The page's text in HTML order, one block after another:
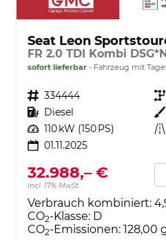
Seat Leon
sofort lieferbar Fahrzeug mit
Fahrzeugnr. 334444 Getriebe
Kraftstoff Diesel Außenfarbe
Leistung 110 kW (150 PS) Kilometerstand
01.11.2025
32.988,– €
incl. 17% MwSt.
Verbrauch kombiniert:
CO2-Klasse: D
CO2-Emissionen: 128,00